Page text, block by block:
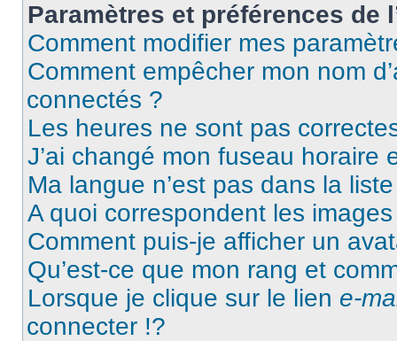
Paramètres et préférences de
Comment modifier mes
Comment empêcher mon nom
connectés ?
Les heures ne sont pas
J’ai changé mon fuseau horaire
Ma langue n’est pas dans la
A quoi correspondent les
Comment puis-je afficher un
Qu’est-ce que mon rang et
Lorsque je clique sur le lien e-
connecter !?